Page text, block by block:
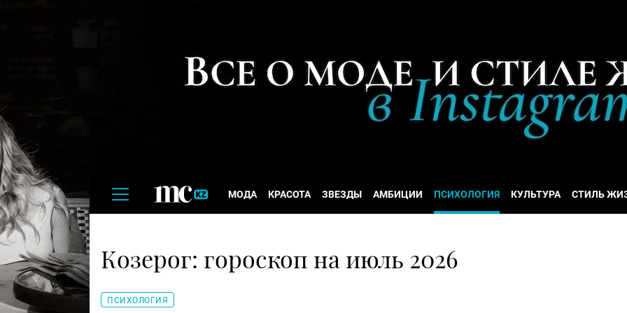
МОДА КРАСОТА ЗВЕЗДЫ АМБИЦИИ ПСИХОЛОГИЯ КУЛЬТУРА СТИЛЬ
Козерог: гороскоп на июль 2026
ПСИХОЛОГИЯ